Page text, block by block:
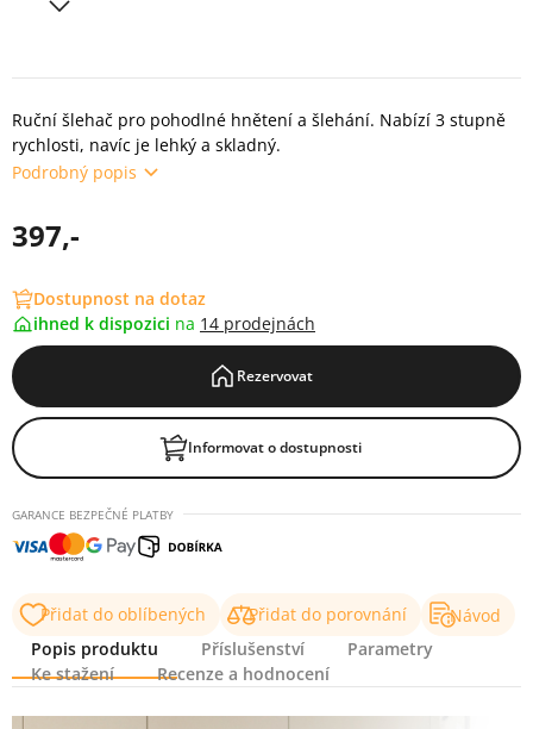
Ruční šlehač pro pohodlné hnětení a šlehání. Nabízí 3 stupně
rychlosti, navíc je lehký a skladný.
Podrobný popis
397,-
Dostupnost na dotaz
ihned k dispozici na 14 prodejnách
Rezervovat
Informovat o dostupnosti
GARANCE BEZPEČNÉ PLATBY
Přidat do oblíbených Přidat do porovnání
Návod
Popis produktu
Příslušenství
Parametry
Ke stažení
Recenze a hodnocení